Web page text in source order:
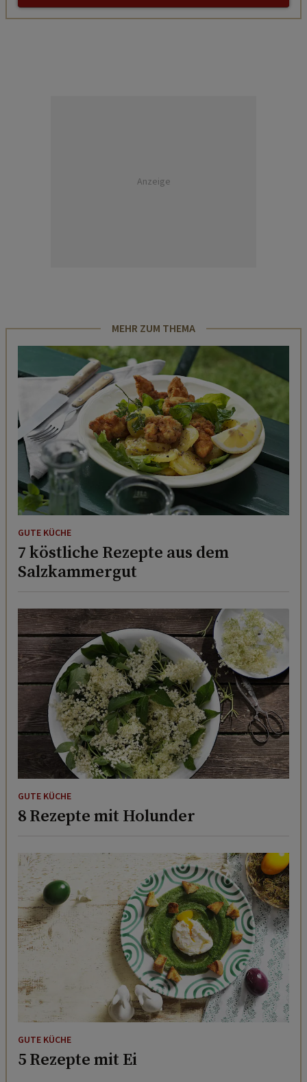
Anzeige
MEHR ZUM THEMA
GUTE KÜCHE
7 köstliche Rezepte aus dem
Salzkammergut
GUTE KÜCHE
8 Rezepte mit Holunder
GUTE KÜCHE
5 Rezepte mit Ei